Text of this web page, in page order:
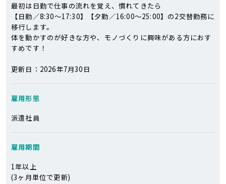
最初は日勤で仕事の流れを覚え、慣れてきたら
【日勤／8:30～17:30】【夕勤／16:00～25:00】の2交替勤務に
移行します。
体を動かすのが好きな方や、モノづくりに興味がある方におす
すめです！
更新日：2026年7月30日
雇用形態
派遣社員
雇用期間
1年以上
(3ヶ月単位で更新)